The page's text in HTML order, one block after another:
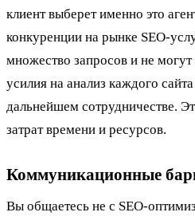
клиент выберет именно это
конкуренции на рынке SEO-
множество запросов и не могут
усилия на анализ каждого
дальнейшем сотрудничестве.
затрат времени и ресурсов.
Коммуникационные
Вы общаетесь не с SEO-